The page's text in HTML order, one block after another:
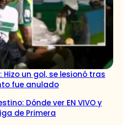
Hizo un gol, se lesionó tras
fue anulado
Dónde ver EN VIVO y
de Primera